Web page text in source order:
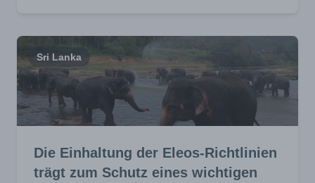
Sri Lanka
Die Einhaltung der Eleos-Richtlinien
trägt zum Schutz eines wichtigen